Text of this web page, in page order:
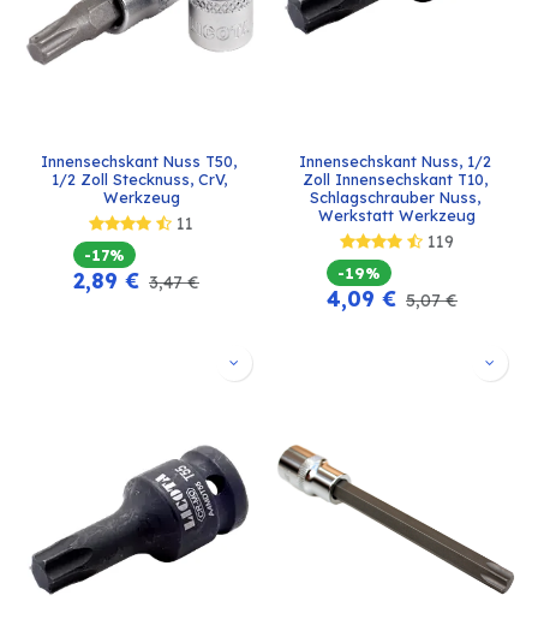
Innensechskant Nuss T50,
1/2 Zoll Stecknuss, CrV,
Werkzeug
11
-17%
2,89 € 3,47€
Innensechskant Nuss, 1/2
Zoll Innensechskant T10,
Schlagschrauber Nuss,
Werkstatt Werkzeug
119
-19%
4,09 € 5,07€